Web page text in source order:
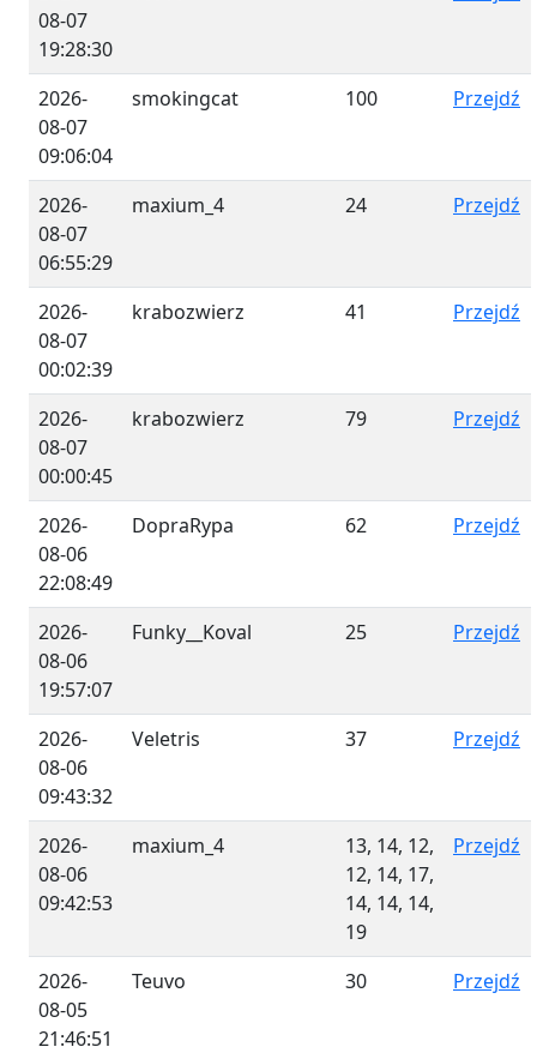
08-07
19:28:30
2026-
08-07
09:06:04
smokingcat 100 Przejdź
2026-
08-07
06:55:29
maxium_4 24 Przejdź
2026-
08-07
00:02:39
krabozwierz 41 Przejdź
2026-
08-07
00:00:45
krabozwierz 79 Przejdź
2026-
08-06
22:08:49
DopraRypa 62 Przejdź
2026-
08-06
19:57:07
Funky__Koval 25 Przejdź
2026-
08-06
09:43:32
Veletris 37 Przejdź
2026-
08-06
09:42:53
maxium_4
13, 14, 12,
12, 14, 17,
14, 14, 14,
19
Przejdź
2026-
08-05
21:46:51
Teuvo 30 Przejdź